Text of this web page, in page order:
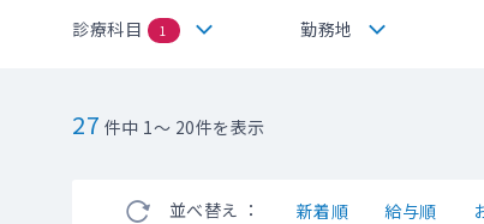
診療科目 1 勤務地
27 件中 1～ 20件を表示
並べ替え ： 新着順 給与順